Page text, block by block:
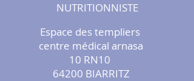
NUTRITIONNISTE
Espace des templiers
centre médical arnasa
10 RN10
64200 BIARRITZ